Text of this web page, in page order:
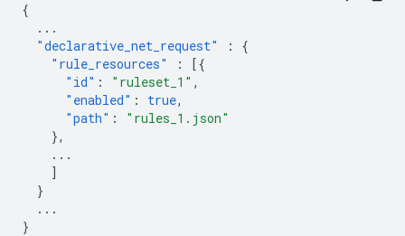
{
...
"declarative_net_request"
:
{
"rule_resources"
:
[{
"id" : "ruleset_1" ,
"enabled" : true,
"path" :
"rules_1.json"
},
...
]
}
...
}